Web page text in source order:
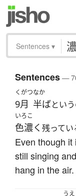
Sentences ▾
Sentences—
くがつ
9月
なか
半ばとい
いろこ
色濃く 残ってい
Even though
still singing
hang in the air.
うえ